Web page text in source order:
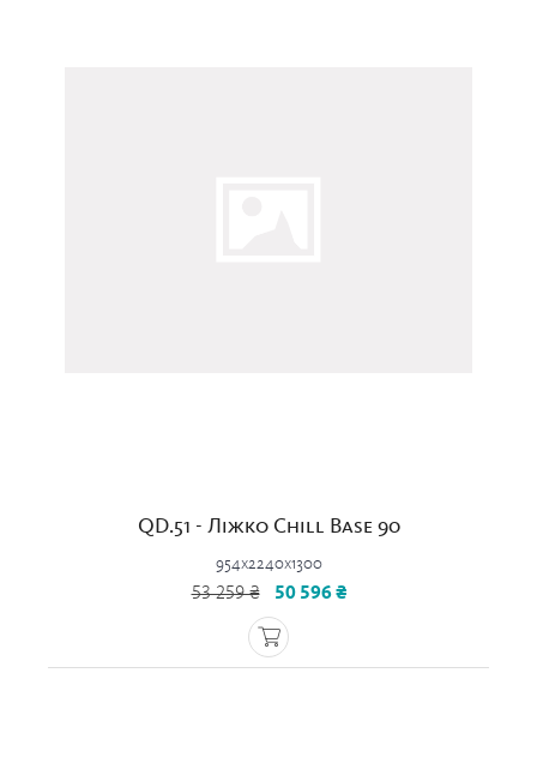
QD.51 - Ліжко Chill Base 90
954x2240x1300
53 259 ₴ 50 596 ₴